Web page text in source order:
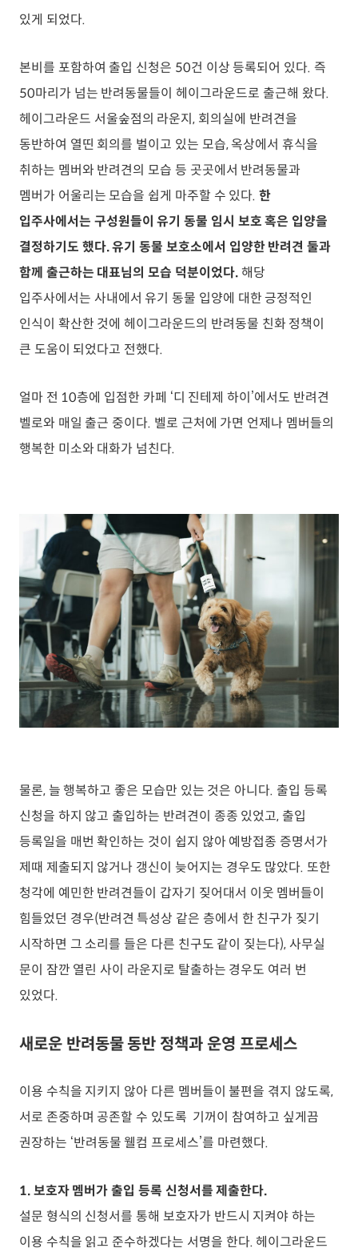
있게 되었다.
본비를 포함하여 출입 신청은 50건 이상 등록되어 있다. 즉
50마리가 넘는 반려동물들이 헤이그라운드로 출근해 왔다.
헤이그라운드 서울숲점의 라운지, 회의실에 반려견을
동반하여 열띤 회의를 벌이고 있는 모습, 옥상에서 휴식을
취하는 멤버와 반려견의 모습 등 곳곳에서 반려동물과
멤버가 어울리는 모습을 쉽게 마주할 수 있다.한
입주사에서는 구성원들이 유기 동물 임시 보호 혹은 입양을
결정하기도 했다. 유기 동물 보호소에서 입양한 반려견 둘과
함께 출근하는 대표님의 모습 덕분이었다.해당
입주사에서는 사내에서 유기 동물 입양에 대한 긍정적인
인식이 확산한 것에 헤이그라운드의 반려동물 친화 정책이
큰 도움이 되었다고 전했다.
얼마 전 10층에 입점한 카페 ‘디 진테제 하이’에서도 반려견
벨로와 매일 출근 중이다. 벨로 근처에 가면 언제나 멤버들의
행복한 미소와 대화가 넘친다.
물론, 늘 행복하고 좋은 모습만 있는 것은 아니다. 출입 등록
신청을 하지 않고 출입하는 반려견이 종종 있었고, 출입
등록일을 매번 확인하는 것이 쉽지 않아 예방접종 증명서가
제때 제출되지 않거나 갱신이 늦어지는 경우도 많았다. 또한
청각에 예민한 반려견들이 갑자기 짖어대서 이웃 멤버들이
힘들었던 경우(반려견 특성상 같은 층에서 한 친구가 짖기
시작하면 그 소리를 들은 다른 친구도 같이 짖는다), 사무실
문이 잠깐 열린 사이 라운지로 탈출하는 경우도 여러 번
있었다.
새로운 반려동물 동반 정책과 운영 프로세스
이용 수칙을 지키지 않아 다른 멤버들이 불편을 겪지 않도록,
서로 존중하며 공존할 수 있도록 기꺼이 참여하고 싶게끔
권장하는 ‘반려동물 웰컴 프로세스’를 마련했다.
1. 보호자 멤버가 출입 등록 신청서를 제출한다.
설문 형식의 신청서를 통해 보호자가 반드시 지켜야 하는
이용 수칙을 읽고 준수하겠다는 서명을 한다. 헤이그라운드